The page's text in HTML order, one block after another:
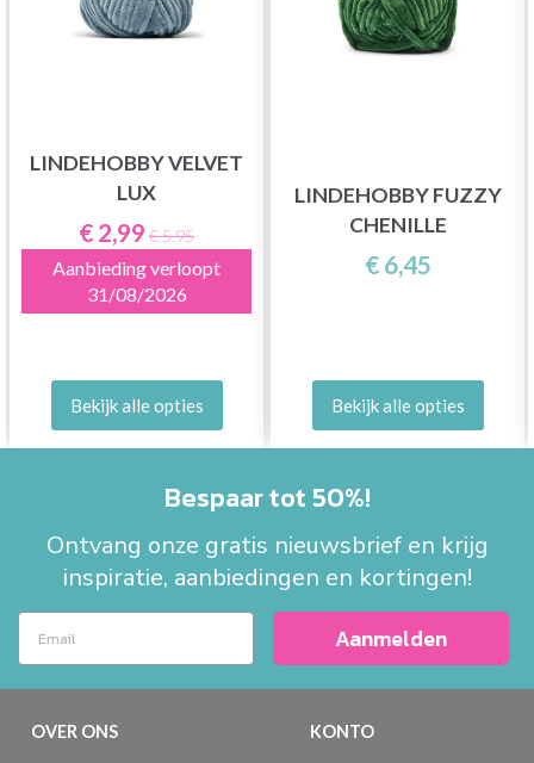
LINDEHOBBY VELVET
LUX
€ 2,99 € 5,95
Aanbieding verloopt
31/08/2026
Bekijk alle opties
LINDEHOBBY FUZZY
CHENILLE
€ 6,45
Bekijk alle opties
Bespaar tot 50%!
Ontvang onze gratis nieuwsbrief en krijg
inspiratie, aanbiedingen en kortingen!
Aanmelden
OVER ONS KONTO